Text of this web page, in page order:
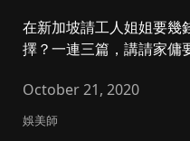
在新加坡請工人姐姐要幾
擇？一連三篇，講請家傭
October 21, 2020
娛美師